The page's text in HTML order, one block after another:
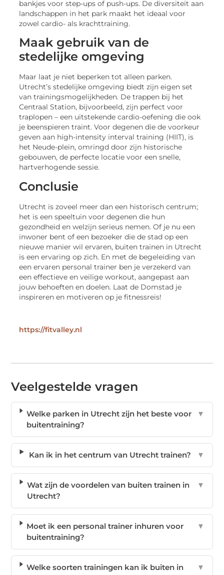
bankjes voor step-ups of push-ups. De diversiteit aan
landschappen in het park maakt het ideaal voor
zowel cardio- als krachttraining.
Maak gebruik van de
stedelijke omgeving
Maar laat je niet beperken tot alleen parken.
Utrecht’s stedelijke omgeving biedt zijn eigen set
van trainingsmogelijkheden. De trappen bij het
Centraal Station, bijvoorbeeld, zijn perfect voor
traplopen – een uitstekende cardio-oefening die ook
je beenspieren traint. Voor degenen die de voorkeur
geven aan high-intensity interval training (HIIT), is
het Neude-plein, omringd door zijn historische
gebouwen, de perfecte locatie voor een snelle,
hartverhogende sessie.
Conclusie
Utrecht is zoveel meer dan een historisch centrum;
het is een speeltuin voor degenen die hun
gezondheid en welzijn serieus nemen. Of je nu een
inwoner bent of een bezoeker die de stad op een
nieuwe manier wil ervaren, buiten trainen in Utrecht
is een ervaring op zich. En met de begeleiding van
een ervaren personal trainer ben je verzekerd van
een effectieve en veilige workout, aangepast aan
jouw behoeften en doelen. Laat de Domstad je
inspireren en motiveren op je fitnessreis!
https://fitvalley.nl
Veelgestelde vragen
Welke parken in Utrecht zijn het beste voor
buitentraining?
▼
Kan ik in het centrum van Utrecht trainen? ▼
Wat zijn de voordelen van buiten trainen in
Utrecht?
▼
Moet ik een personal trainer inhuren voor
buitentraining?
▼
Welke soorten trainingen kan ik buiten in
▼